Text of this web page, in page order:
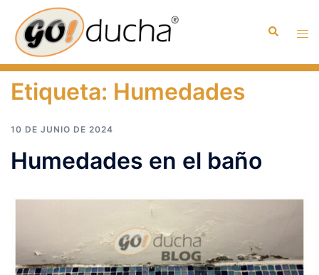
contenido
Buscar
Etiqueta: Humedades
10 DE JUNIO DE 2024
Humedades en el baño